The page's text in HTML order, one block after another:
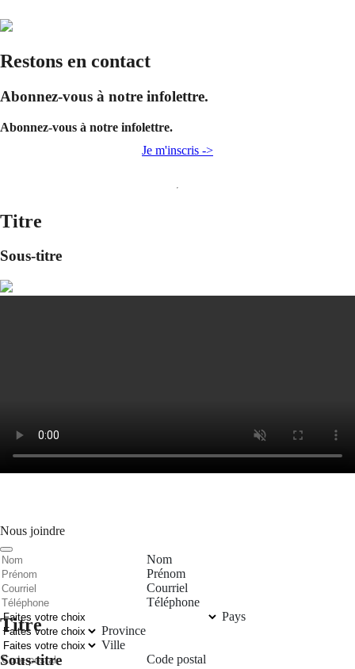
Restons en contact
Abonnez-vous à notre infolettre.
Abonnez-vous à notre infolettre.
Je m'inscris ->
Titre
Sous-titre
Titre
Sous-titre
Nous joindre
Nom
Prénom
Courriel
Téléphone
Pays
Province
Ville
Code postal